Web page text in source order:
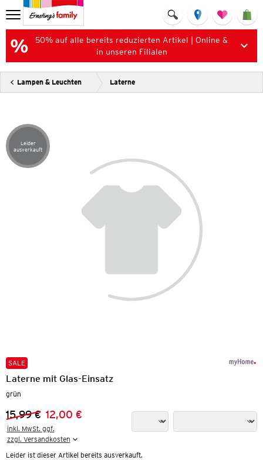
50% auf alle bereits reduzierten Artikel | Online &
in unseren Filialen
Lampen & Leuchten Laterne
Artikel leider ausverkauft
Leider
ausverkauft
SALE
Laterne mit Glas-Einsatz
grün
Vorheriger Preis:
15,99 €
Neuer Preis:
12,00 €
inkl. MwSt. ggf.
zzgl. Versandkosten
Leider ist dieser Artikel bereits ausverkauft.